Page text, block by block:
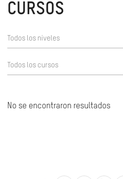
CURSOS
Todos los niveles
Todos los cursos
No se encontraron resultados